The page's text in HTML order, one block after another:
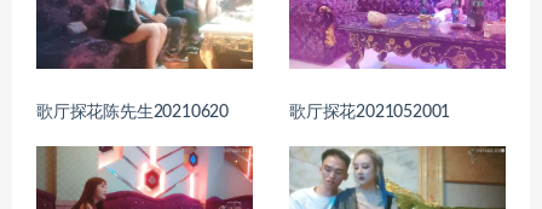
歌厅探花陈先生20210620 歌厅探花2021052001